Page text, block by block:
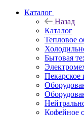
Каталог
Назад
Каталог
Тепловое
Бытовая
Пекарское
Кофейное